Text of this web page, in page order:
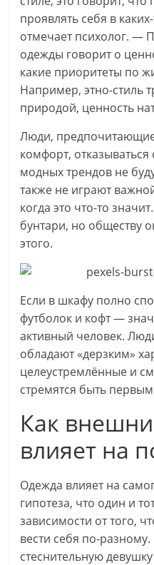
проявлять себя в
отмечает психолог. —
одежды говорит о
какие приоритеты по
Например, этно-стиль
природой, ценность
Люди,
комфорт, отказываться
модных трендов не
также не играют
когда это что-то
бунтари, но обществу
этого.
Если в шкафу полно
футболок и кофт —
активный человек.
обладают «дерзким»
целеустремлённые и
стремятся быть
Как
влияет на
Одежда влияет на
гипотеза, что один и
зависимости от того,
вести себя по-
стеснительную